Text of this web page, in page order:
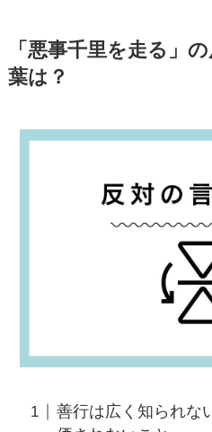
「悪事千里を走る」
葉は？
善行は広く知られな